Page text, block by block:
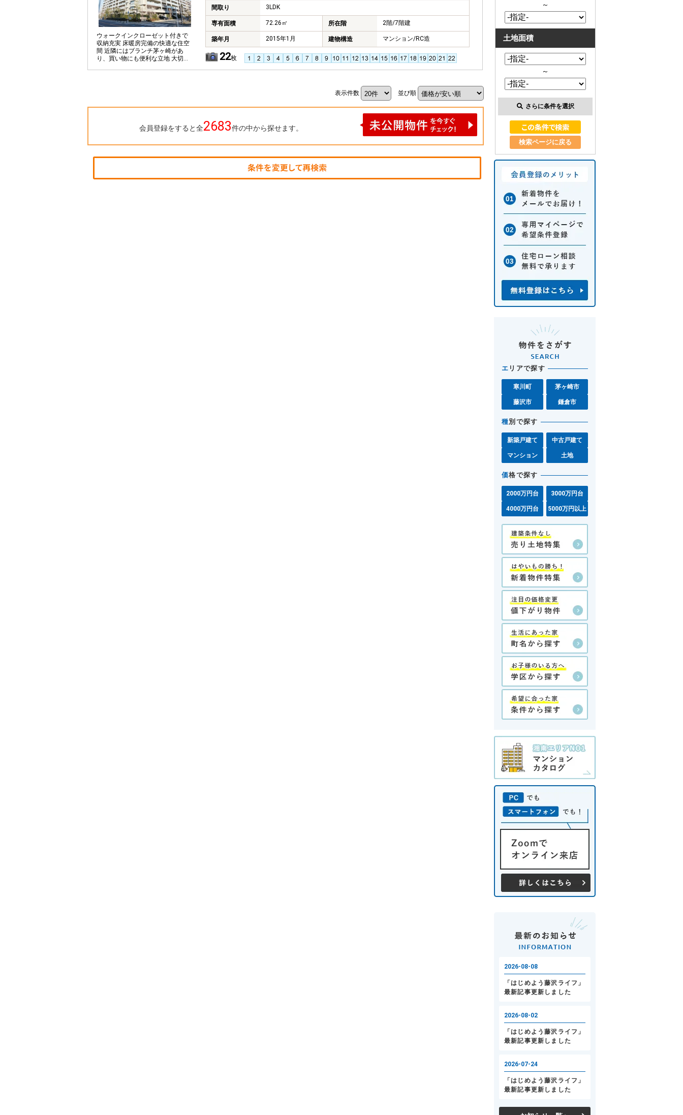
ウォークインクローゼット付きで
収納充実 床暖房完備の快適な住空
間 近隣にはブランチ茅ヶ崎があ
り、買い物にも便利な立地 大切な
間取り 3LDK
専有面積 72.26㎡ 所在階 2階/7階建
築年月 2015年1月 建物構造 マンション/RC造
22枚
表示件数 並び順
会員登録をすると全2683件の中から探せます。
～
土地面積
～
さらに条件を選択
検索ページに戻る
エ リアで探す
寒川町 茅ヶ崎市
藤沢市 鎌倉市
種別で探す
新築戸建て 中古戸建て
マンション 土地
価格で探す
2000万円台 3000万円台
4000万円台 5000万円以上